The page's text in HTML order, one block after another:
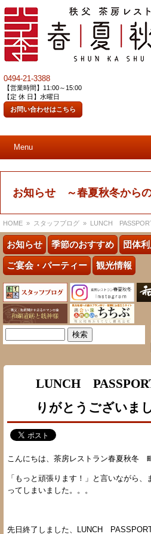
0494-21-3388
【営業時間】11:00～15:00
【定 休 日】水曜日
お問い合わせはこちら
Menu
お知らせ ～春夏秋冬から
HOME » スタッフブログ » LUNCH
お知らせ 季節のおすすめ 団体
ご宴会・パーティー 観光情報
索:
LUNCH
りがとうございま
こんにちは、茶房レストラン春夏秋冬
「もっと頑張ります！」と言いながら
ってしまいました。。。
先日終了しました、LUNCH